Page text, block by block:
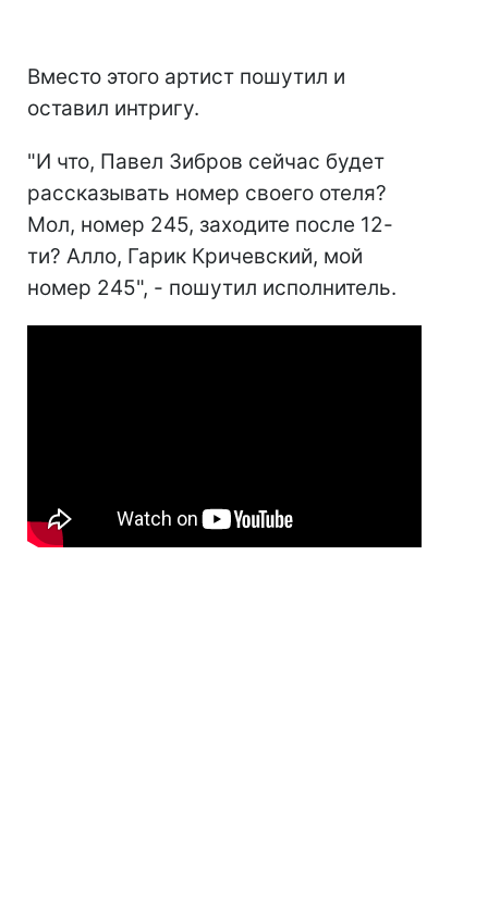
Вместо этого артист пошутил и
оставил интригу.
"И что, Павел Зибров сейчас будет
рассказывать номер своего отеля?
Мол, номер 245, заходите после 12-
ти? Алло, Гарик Кричевский, мой
номер 245", - пошутил исполнитель.